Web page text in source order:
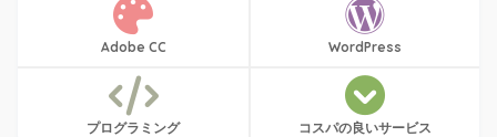
Adobe CC WordPress
プログラミング コスパの良いサービス